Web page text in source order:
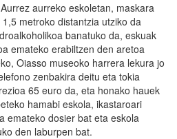
aurreko eskoletan, maskara
metroko distantzia utziko da
banatuko da, eskuak
emateko erabiltzen den aretoa
Oiasso museoko harrera lekura jo
zenbakira deitu eta tokia
65 euro da, eta honako hauek
hamabi eskola, ikastaroari
emateko dosier bat eta eskola
den laburpen bat.